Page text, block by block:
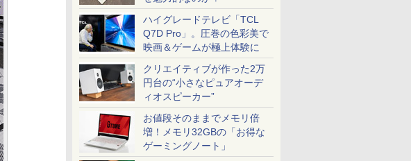
ハイグレードテレビ「TCL
Q7D Pro」。圧巻の色彩美で
映画＆ゲームが極上体験に
クリエイティブが作った2万
円台の“小さなピュアオーデ
ィオスピーカー”
お値段そのままでメモリ倍
増！メモリ32GBの「お得な
ゲーミングノート」